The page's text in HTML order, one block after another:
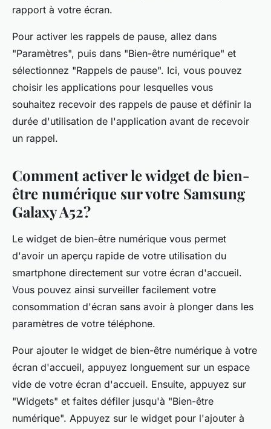
rapport à votre écran.
Pour activer les rappels de pause, allez dans
"Paramètres", puis dans "Bien-être numérique" et
sélectionnez "Rappels de pause". Ici, vous pouvez
choisir les applications pour lesquelles vous
souhaitez recevoir des rappels de pause et définir la
durée d'utilisation de l'application avant de recevoir
un rappel.
Comment activer le widget de bien-
être numérique sur votre Samsung
Galaxy A52?
Le widget de bien-être numérique vous permet
d'avoir un aperçu rapide de votre utilisation du
smartphone directement sur votre écran d'accueil.
Vous pouvez ainsi surveiller facilement votre
consommation d'écran sans avoir à plonger dans les
paramètres de votre téléphone.
Pour ajouter le widget de bien-être numérique à votre
écran d'accueil, appuyez longuement sur un espace
vide de votre écran d'accueil. Ensuite, appuyez sur
"Widgets" et faites défiler jusqu'à "Bien-être
numérique". Appuyez sur le widget pour l'ajouter à